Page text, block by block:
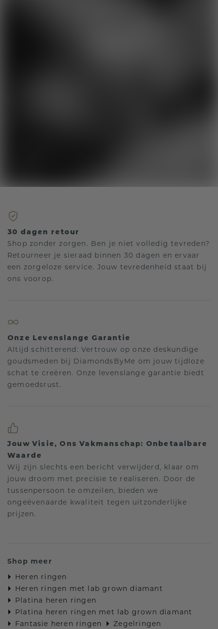
30 dagen retour
Shop zonder zorgen. Ben je niet volledig tevreden?
Retourneer je sieraad binnen 30 dagen en ervaar
een zorgeloze service. Jouw tevredenheid staat bij
ons voorop.
Onze Levenslange Garantie
Altijd schitterend: Vertrouw op onze deskundige
goudsmeden bij DiamondsByMe om jouw tijdloze
schat te creëren. Onze levenslange garantie biedt
gemoedsrust.
Jouw Visie, Ons Vakmanschap: Onbetaalbare
Waarde
Wij zijn slechts een bericht verwijderd, klaar om
jouw droom met precisie te realiseren. Door de
tussenpersoon te omzeilen, bieden we
ongeëvenaarde kwaliteit tegen uitzonderlijke
prijzen.
Shop meer
Heren ringen
Heren ringen met lab grown diamant
Platina heren ringen
Platina heren ringen met lab grown diamant
Fantasie heren ringen
Zegelringen